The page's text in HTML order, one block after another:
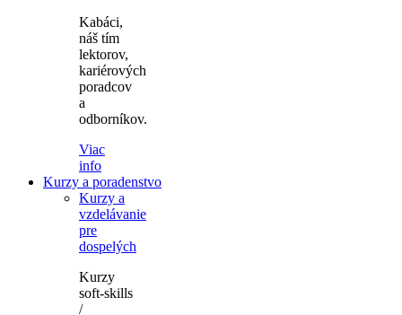
Kabáci,
náš tím
lektorov,
kariérových
poradcov
a
odborníkov.
Viac
info
Kurzy a poradenstvo
Kurzy a
vzdelávanie
pre
dospelých
Kurzy
soft-skills
/